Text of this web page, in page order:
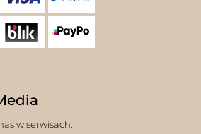
w serwisach: